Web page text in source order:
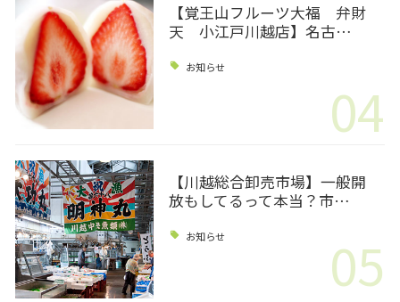
【覚王山フルーツ大福 弁財
天 小江戸川越店】名古…
お知らせ
04
【川越総合卸売市場】一般開
放もしてるって本当？市…
お知らせ 05